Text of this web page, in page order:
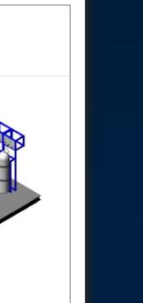
System
Intensifier
and Broad-
Power